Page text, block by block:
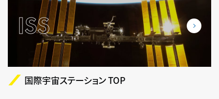
ISS
国際宇宙ステーション TOP